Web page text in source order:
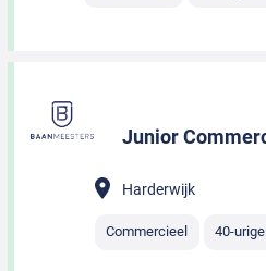
Junior
Harderwijk
Commercieel 40-